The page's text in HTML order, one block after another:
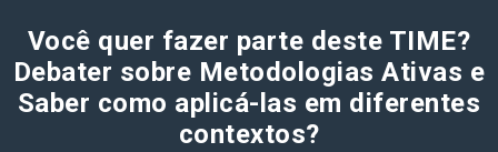
Você quer fazer parte deste TIME?
Debater sobre Metodologias Ativas e
Saber como aplicá-las em diferentes
contextos?